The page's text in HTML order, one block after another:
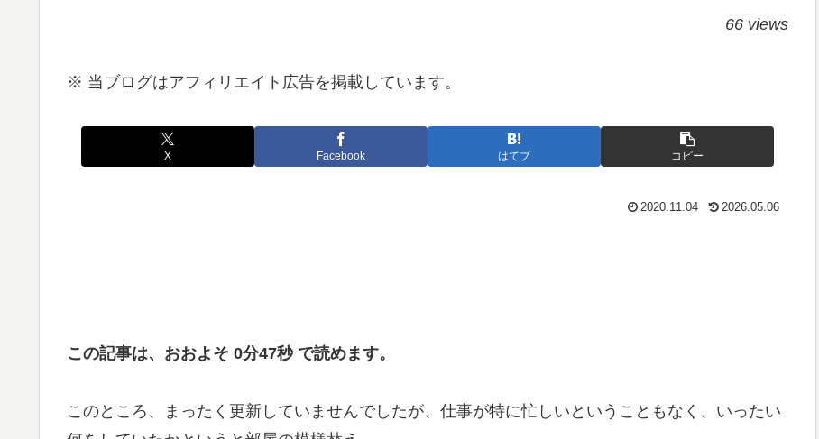
66 views
※ 当ブログはアフィリエイト広告を掲載しています。
X Facebook はてブ コピー
2020.11.04 2026.05.06
この記事は、おおよそ 0分47秒 で読めます。
このところ、まったく更新していませんでしたが、仕事が特に忙しいということもなく、いったい